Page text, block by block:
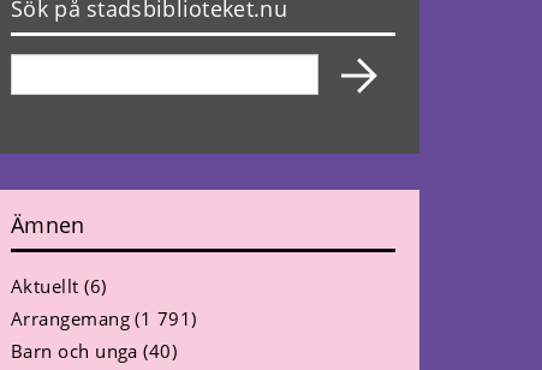
Sök på stadsbiblioteket.nu
Ämnen
Aktuellt (6)
Arrangemang(1 791)
Barn och unga (40)